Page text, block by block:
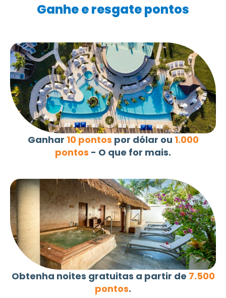
Ganhe e resgate pontos
Ganhar 10 pontos por dólar ou 1.000
pontos - O que for mais.
Obtenha noites gratuitas a partir de 7.500
pontos.